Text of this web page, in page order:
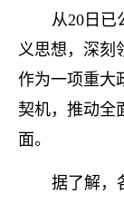
从20日已
义思想，深刻
作为一项重大
契机，推动全
面。
据了解，